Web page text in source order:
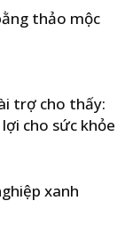
thảo mộc
trợ cho thấy:
cho sức khỏe
xanh